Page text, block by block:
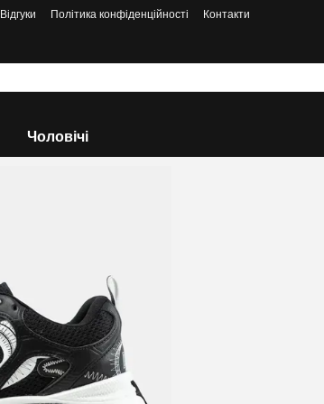
Відгуки Політика конфіденційності Контакти
Чоловічі